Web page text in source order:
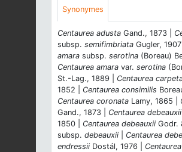
Synonymes
Centaurea adusta Gand., 1873 |
subsp. semifimbriata Gugler, 1907
amara subsp. serotina (Boreau)
Centaurea amara var. serotina
St.-Lag., 1889 | Centaurea
1852 | Centaurea consimilis
Centaurea coronata Lamy, 1865 |
Gand., 1873 | Centaurea debeauxii
1850 | Centaurea debeauxii Godr.
subsp. debeauxii Centaurea
endressii Dostál, 1976 |